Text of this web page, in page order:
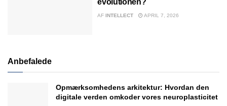
evolutionen?
AF INTELLECT APRIL 7, 2026
Anbefalede
Opmærksomhedens arkitektur: Hvordan den
digitale verden omkoder vores neuroplasticitet